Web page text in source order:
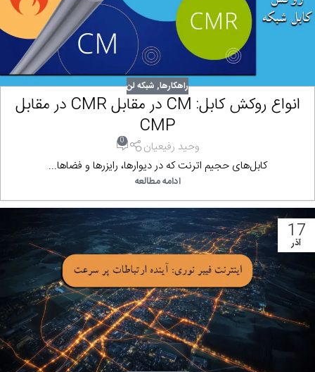
راهکارها, شبکه لن
انواع روکش کابل: CM در مقابل CMR در مقابل
CMP
وحید رفیعیان 0
کابل‌های حجیم اترنت که در دیوارها، رایزرها و فضاها...
ادامه مطالعه
17
آذر